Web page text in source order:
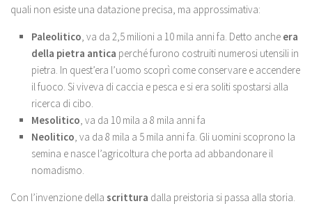
quali non esiste una datazione precisa, ma approssimativa:
Paleolitico , va da 2,5 milioni a 10 mila anni fa. Detto anche era
della pietra antica perché furono costruiti numerosi utensili in
pietra. In quest’era l’uomo scoprì come conservare e accendere
il fuoco. Si viveva di caccia e pesca e si era soliti spostarsi alla
ricerca di cibo.
Mesolitico , va da 10 mila a 8 mila anni fa
Neolitico , va da 8 mila a 5 mila anni fa. Gli uomini scoprono la
semina e nasce l’agricoltura che porta ad abbandonare il
nomadismo.
Con l’invenzione della scrittura dalla preistoria si passa alla storia.